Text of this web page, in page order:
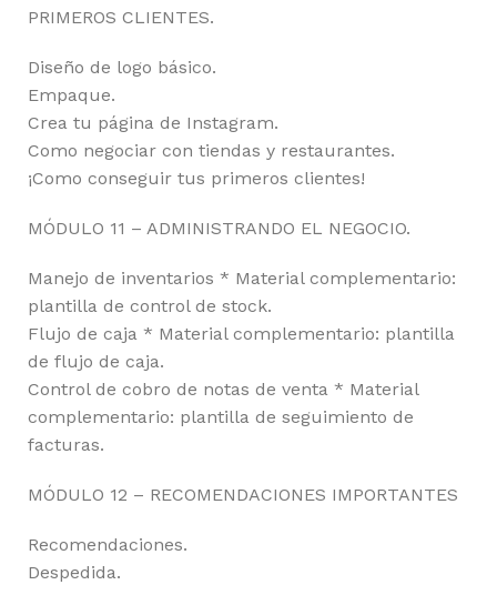
PRIMEROS CLIENTES.
Diseño de logo básico.
Empaque.
Crea tu página de Instagram.
Como negociar con tiendas y restaurantes.
¡Como conseguir tus primeros clientes!
MÓDULO 11 – ADMINISTRANDO EL NEGOCIO.
Manejo de inventarios * Material complementario:
plantilla de control de stock.
Flujo de caja * Material complementario: plantilla
de flujo de caja.
Control de cobro de notas de venta * Material
complementario: plantilla de seguimiento de
facturas.
MÓDULO 12 – RECOMENDACIONES IMPORTANTES
Recomendaciones.
Despedida.